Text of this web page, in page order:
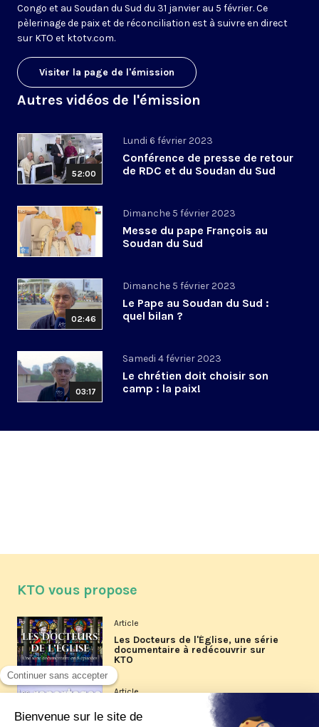
Congo et au Soudan du Sud du 31 janvier au 5 février. Ce
pèlerinage de paix et de réconciliation est à suivre en direct
sur KTO et ktotv.com.
Visiter la page de l'émission
Autres vidéos de l'émission
52:00
Lundi 6 février 2023
Conférence de presse de retour
de RDC et du Soudan du Sud
Dimanche 5 février 2023
Messe du pape François au
Soudan du Sud
02:46
Dimanche 5 février 2023
Le Pape au Soudan du Sud :
quel bilan ?
03:17
Samedi 4 février 2023
Le chrétien doit choisir son
camp : la paix!
KTO vous propose
Article
Les Docteurs de l'Église, une série
documentaire à redécouvrir sur
KTO
Article
Les reportages d'été 2026 de KTO